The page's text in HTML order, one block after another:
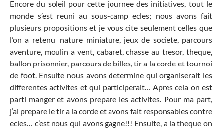
Encore du soleil pour cette journee des initiatives, tout le
monde s’est reuni au sous-camp ecles; nous avons fait
plusieurs propositions et je vous cite seulement celles que
l’on a retenu: nature miniature, jeux de societe, parcours
aventure, moulin a vent, cabaret, chasse au tresor, theque,
ballon prisonnier, parcours de billes, tir a la corde et tournoi
de foot. Ensuite nous avons determine qui organiserait les
differentes activites et qui participerait… Apres cela on est
parti manger et avons prepare les activites. Pour ma part,
j’ai prepare le tir a la corde et avons fait responsables contre
ecles… c’est nous qui avons gagne!!! Ensuite, a la theque on